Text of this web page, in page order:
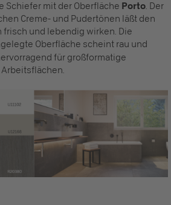
Schiefer mit der Oberfläche Porto. Der
Creme- und Pudertönen läßt den
und lebendig wirken. Die
Oberfläche scheint rau und
für großformatige